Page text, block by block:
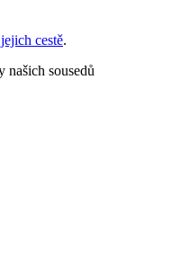
cestě.
našich sousedů